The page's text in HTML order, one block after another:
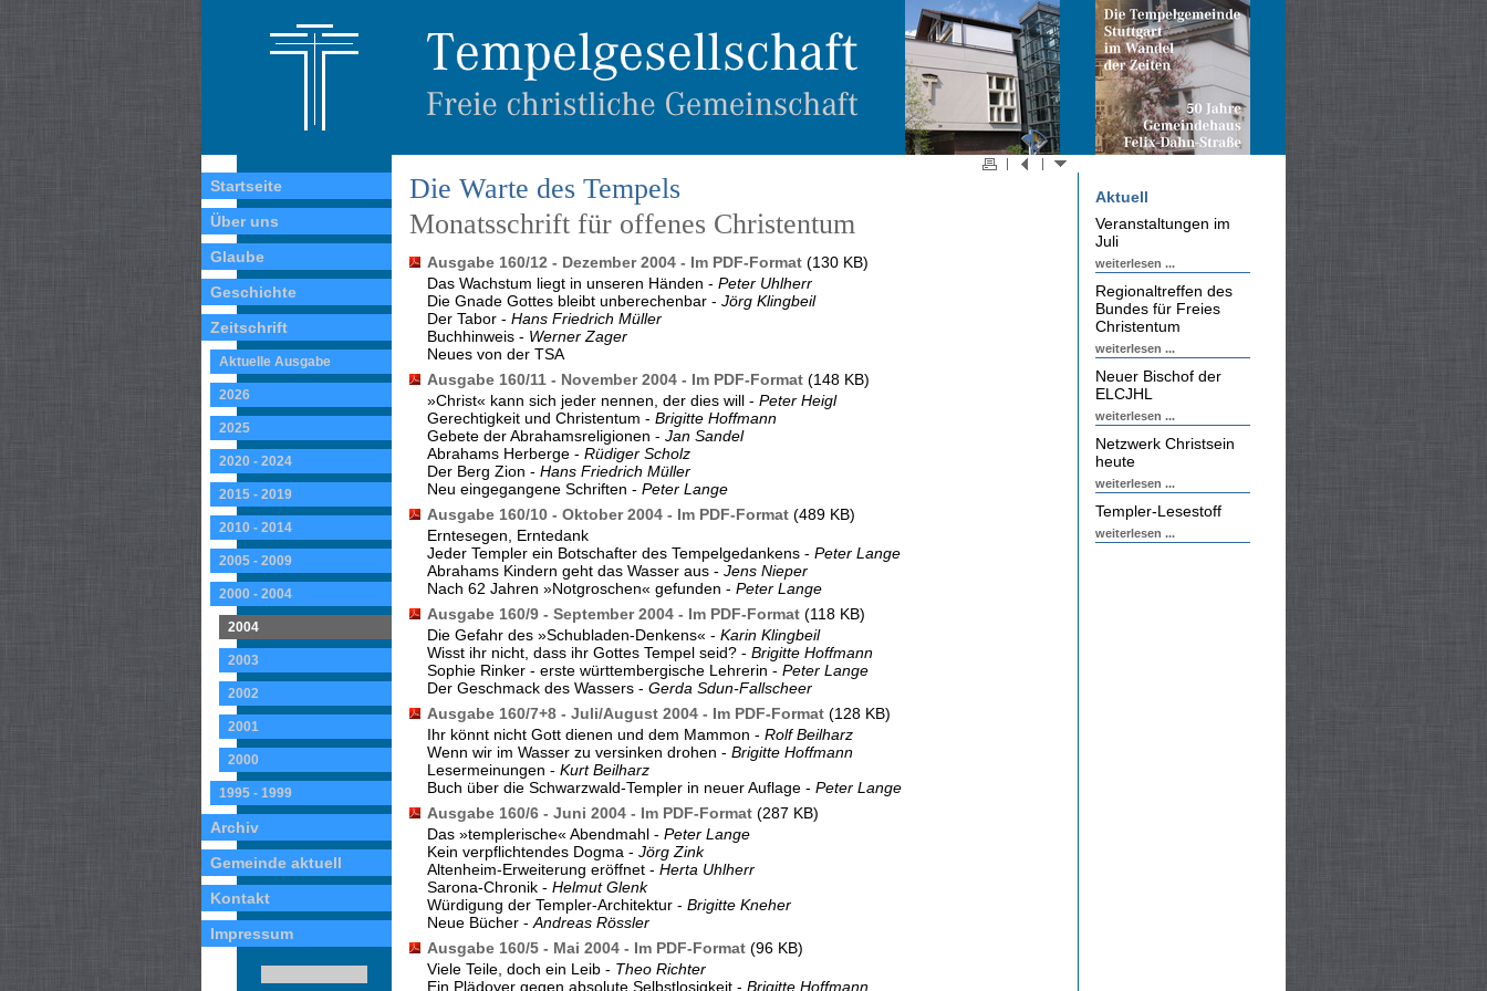
Startseite
Über uns
Glaube
Geschichte
Zeitschrift
Aktuelle Ausgabe
2026
2025
2020 - 2024
2015 - 2019
2010 - 2014
2005 - 2009
2000 - 2004
2004
2003
2002
2001
2000
1995 - 1999
Archiv
Gemeinde aktuell
Kontakt
Impressum
Die Warte des Tempels
Monatsschrift für offenes Christentum
Ausgabe 160/12 - Dezember 2004 - Im PDF-Format (130 KB)
Das Wachstum liegt in unseren Händen - Peter Uhlherr
Die Gnade Gottes bleibt unberechenbar - Jörg Klingbeil
Der Tabor - Hans Friedrich Müller
Buchhinweis - Werner Zager
Neues von der TSA
Ausgabe 160/11 - November 2004 - Im PDF-Format (148 KB)
»Christ« kann sich jeder nennen, der dies will - Peter Heigl
Gerechtigkeit und Christentum - Brigitte Hoffmann
Gebete der Abrahamsreligionen - Jan Sandel
Abrahams Herberge - Rüdiger Scholz
Der Berg Zion - Hans Friedrich Müller
Neu eingegangene Schriften - Peter Lange
Ausgabe 160/10 - Oktober 2004 - Im PDF-Format (489 KB)
Erntesegen, Erntedank
Jeder Templer ein Botschafter des Tempelgedankens - Peter Lange
Abrahams Kindern geht das Wasser aus - Jens Nieper
Nach 62 Jahren »Notgroschen« gefunden - Peter Lange
Ausgabe 160/9 - September 2004 - Im PDF-Format (118 KB)
Die Gefahr des »Schubladen-Denkens« - Karin Klingbeil
Wisst ihr nicht, dass ihr Gottes Tempel seid? - Brigitte Hoffmann
Sophie Rinker - erste württembergische Lehrerin - Peter Lange
Der Geschmack des Wassers - Gerda Sdun-Fallscheer
Ausgabe 160/7+8 - Juli/August 2004 - Im PDF-Format (128 KB)
Ihr könnt nicht Gott dienen und dem Mammon - Rolf Beilharz
Wenn wir im Wasser zu versinken drohen - Brigitte Hoffmann
Lesermeinungen - Kurt Beilharz
Buch über die Schwarzwald-Templer in neuer Auflage - Peter Lange
Ausgabe 160/6 - Juni 2004 - Im PDF-Format (287 KB)
Das »templerische« Abendmahl - Peter Lange
Kein verpflichtendes Dogma - Jörg Zink
Altenheim-Erweiterung eröffnet - Herta Uhlherr
Sarona-Chronik - Helmut Glenk
Würdigung der Templer-Architektur - Brigitte Kneher
Neue Bücher - Andreas Rössler
Ausgabe 160/5 - Mai 2004 - Im PDF-Format (96 KB)
Viele Teile, doch ein Leib - Theo Richter
Ein Plädoyer gegen absolute Selbstlosigkeit - Brigitte Hoffmann
Aktuell
Veranstaltungen im
Juli
weiterlesen ...
Regionaltreffen des
Bundes für Freies
Christentum
weiterlesen ...
Neuer Bischof der
ELCJHL
weiterlesen ...
Netzwerk Christsein
heute
weiterlesen ...
Templer-Lesestoff
weiterlesen ...